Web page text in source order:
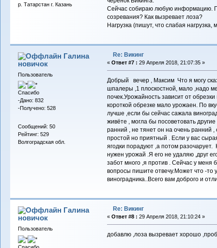
р. Татарстан г. Казань
Сейчас собираю любую информацию.
созревания? Как вызревает лоза?
Нагрузка (пишут, что слабая
Галина
новичок
Пользователь
Спасибо
-Дано: 832
-Получено: 528
Сообщений: 50
Рейтинг: 529
Волгоградская обл.
Re: Викинг
« Ответ #7 : 29 Апреля 2018, 21:07:35 »
Добрый вечер , Максим Что я могу
шпалеры ,1 плоскостной, мало ,надо
почек.Урожайность зависит от
короткой обрезке мало урожаен. По
лучше ,если бы сейчас сажала
живёте , могла бы посоветовать
ранний , не тянет он на очень ранний
простой но приятный . Если у вас
ягодки порадуют ,а потом
нужен урожай .Я его не удаляю ,друг
забот много ,я против . Сейчас у меня
вопросы пишите отвечу.Может что -то
виноградника..Всего вам доброго и
Галина
новичок
Пользователь
Спасибо
Re: Викинг
« Ответ #8 : 29 Апреля 2018, 21:10:24 »
добавлю ,лоза вызревает хорошо